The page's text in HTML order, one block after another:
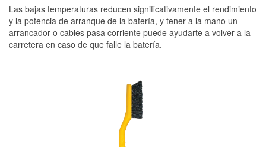
Las bajas temperaturas reducen significativamente el rendimiento
y la potencia de arranque de la batería, y tener a la mano un
arrancador o cables pasa corriente puede ayudarte a volver a la
carretera en caso de que falle la batería.